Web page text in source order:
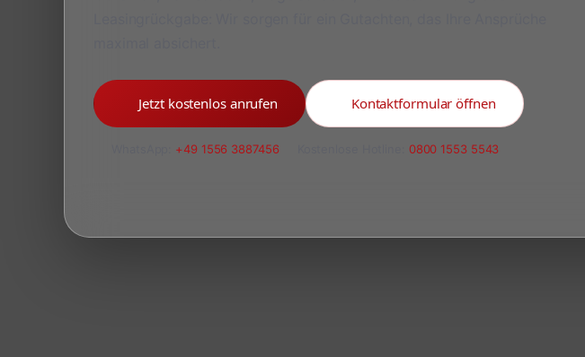
Jetzt kostenlos anrufen Kontaktformular öffnen
+49 1556 3887456 0800 1553 5543